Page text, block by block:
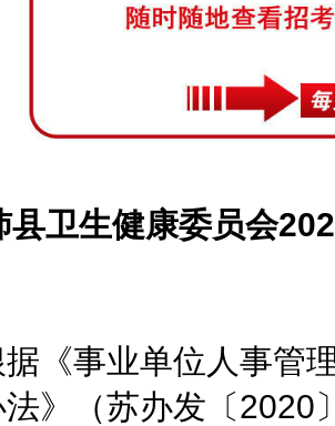
县卫生健康委员会
事业单位人事管理
法》（苏办发〔2020